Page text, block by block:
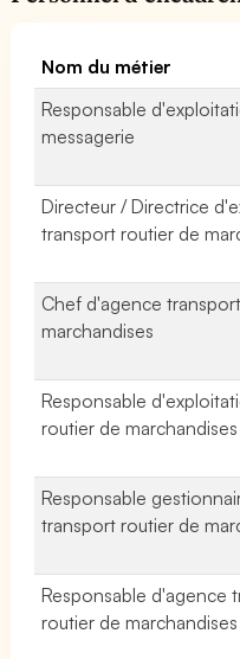
Nom du métier
Responsable
messagerie
Directeur / Directrice
transport routier de
Chef d'agence
marchandises
Responsable
routier de marchandises
Responsable
transport routier de
Responsable d'agence
routier de marchandises